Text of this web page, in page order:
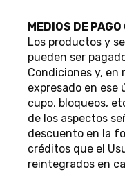
MEDIOS DE
Los productos y
pueden ser
Condiciones y, en
expresado en
cupo, bloqueos,
de los aspectos
descuento en la
créditos que el
reintegrados en